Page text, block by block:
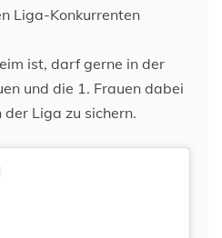
Liga-Konkurrenten
ist, darf gerne in der
und die 1. Frauen dabei
Liga zu sichern.